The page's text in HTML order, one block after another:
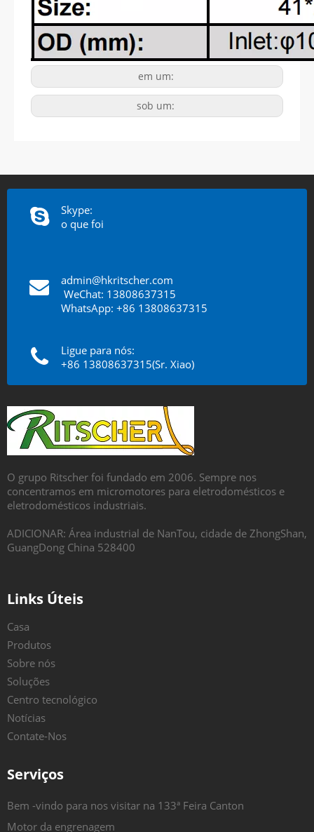
em um:
sob um:
Skype:
o que foi
admin@hkritscher.com
WeChat: 13808637315
WhatsApp: +86 13808637315
Ligue para nós:
+86 13808637315(Sr. Xiao)
O grupo Ritscher foi fundado em 2006. Sempre nos
concentramos em micromotores para eletrodomésticos e
eletrodomésticos industriais.
ADICIONAR: Área industrial de NanTou, cidade de ZhongShan,
GuangDong China 528400
Links Úteis
Casa
Produtos
Sobre nós
Soluções
Centro tecnológico
Notícias
Contate-Nos
Serviços
Bem -vindo para nos visitar na 133ª Feira Canton
Motor da engrenagem